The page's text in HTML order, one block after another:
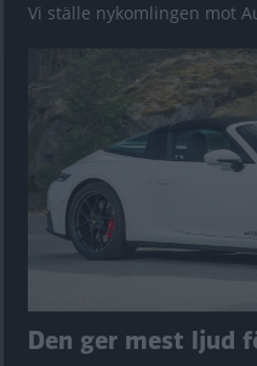
Vi ställe nykomlingen mot
Den ger mest ljud